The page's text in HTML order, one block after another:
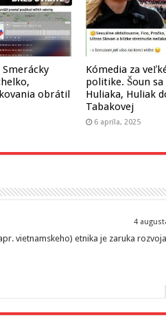
obrátil
Kómedia za
politike. Šoun
Huliaka, Huliak
Tabakovej
6 apríla, 2025
4
vietnamskeho) etnika je zaruka